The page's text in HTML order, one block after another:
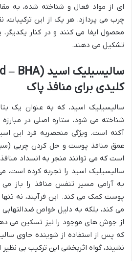
ای از مواد فعال و شناخته شده، به
چرب می پردازد. هر یک از این ترکیبات،
محصول ایفا می کنند و در کنار
تشکیل می دهند.
کلیدی برای منافذ پاک
شناخته می شود، ستاره اصلی در
آکنه است. ویژگی منحصربه فرد این
عمق منافذ پوست و حل کردن چربی
است که می توانند منجر به انسداد
سالیسیلیک اسید را تجربه کرده است،
به آرامی مسیر تنفس منافذ را باز
پوست کمک می کند. این فرآیند، نه
می کند، بلکه به دلیل خواص
از جوش های موجود را نیز تسکین می
که پس از استفاده از شوینده حاوی
نشیند، گواه اثربخشی این ترکیب بی